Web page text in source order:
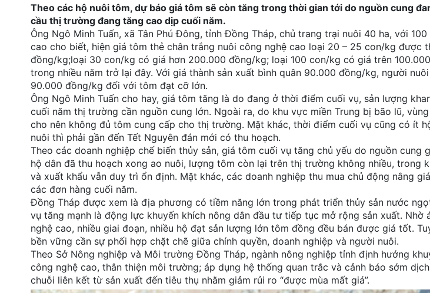
Theo các hộ nuôi tôm, dự báo giá tôm sẽ còn tăng trong thời gian tới do nguồn cung
cầu thị trường đang tăng cao dịp cuối năm.
Ông Ngô Minh Tuấn, xã Tân Phú Đông, tỉnh Đồng Tháp, chủ trang trại nuôi 40 ha, với
cao cho biết, hiện giá tôm thẻ chân trắng nuôi công nghệ cao loại 20 – 25 con/kg được
đồng/kg;loại 30 con/kg có giá hơn 200.000 đồng/kg; loại 100 con/kg có giá trên
trong nhiều năm trở lại đây. Với giá thành sản xuất bình quân 90.000 đồng/kg, người
90.000 đồng/kg đối với tôm đạt cỡ lớn.
Ông Ngô Minh Tuấn cho hay, giá tôm tăng là do đang ở thời điểm cuối vụ, sản lượng
cuối năm thị trường cần nguồn cung lớn. Ngoài ra, do khu vực miền Trung bị bão lũ,
cho nên không đủ tôm cung cấp cho thị trường. Mặt khác, thời điểm cuối vụ cũng có ít
nuôi thì phải gần đến Tết Nguyên đán mới có thu hoạch.
Theo các doanh nghiệp chế biến thủy sản, giá tôm cuối vụ tăng chủ yếu do nguồn cung
hộ dân đã thu hoạch xong ao nuôi, lượng tôm còn lại trên thị trường không nhiều, trong
và xuất khẩu vẫn duy trì ổn định. Mặt khác, các doanh nghiệp thu mua chủ động nâng
các đơn hàng cuối năm.
Đồng Tháp được xem là địa phương có tiềm năng lớn trong phát triển thủy sản nước
vụ tăng mạnh là động lực khuyến khích nông dân đầu tư tiếp tục mở rộng sản xuất. Nhờ
nghệ cao, nhiều giai đoạn, nhiều hộ đạt sản lượng lớn tôm đồng đều bán được giá tốt.
bền vững cần sự phối hợp chặt chẽ giữa chính quyền, doanh nghiệp và người nuôi.
Theo Sở Nông nghiệp và Môi trường Đồng Tháp, ngành nông nghiệp tỉnh định hướng
công nghệ cao, thân thiện môi trường; áp dụng hệ thống quan trắc và cảnh báo sớm
chuỗi liên kết từ sản xuất đến tiêu thụ nhằm giảm rủi ro “được mùa mất giá”.